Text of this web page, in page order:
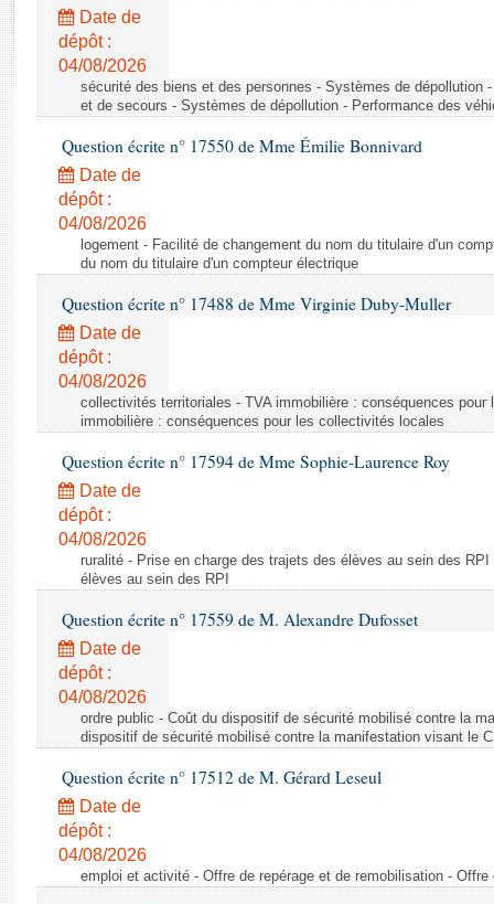
Rapports législatifs
Rapports sur l'application des lois
Baromètre de l’application des lois
Dossiers législatifs
Budget et sécurité sociale
Questions écrites et orales
Comptes rendus des débats
Date de
dépôt :
04/08/2026
sécurité des biens et des personnes - Systèmes de dépollution
et de secours - Systèmes de dépollution - Performance des
Question écrite n° 17550 de Mme Émilie Bonnivard
Date de
dépôt :
04/08/2026
logement - Facilité de changement du nom du titulaire d'un
du nom du titulaire d'un compteur électrique
Question écrite n° 17488 de Mme Virginie Duby-Muller
Date de
dépôt :
04/08/2026
collectivités territoriales - TVA immobilière : conséquences
immobilière : conséquences pour les collectivités locales
Question écrite n° 17594 de Mme Sophie-Laurence Roy
Date de
dépôt :
04/08/2026
ruralité - Prise en charge des trajets des élèves au sein des
élèves au sein des RPI
Question écrite n° 17559 de M. Alexandre Dufosset
Date de
dépôt :
04/08/2026
ordre public - Coût du dispositif de sécurité mobilisé contre la
dispositif de sécurité mobilisé contre la manifestation visant le
Question écrite n° 17512 de M. Gérard Leseul
Date de
dépôt :
04/08/2026
emploi et activité - Offre de repérage et de remobilisation -